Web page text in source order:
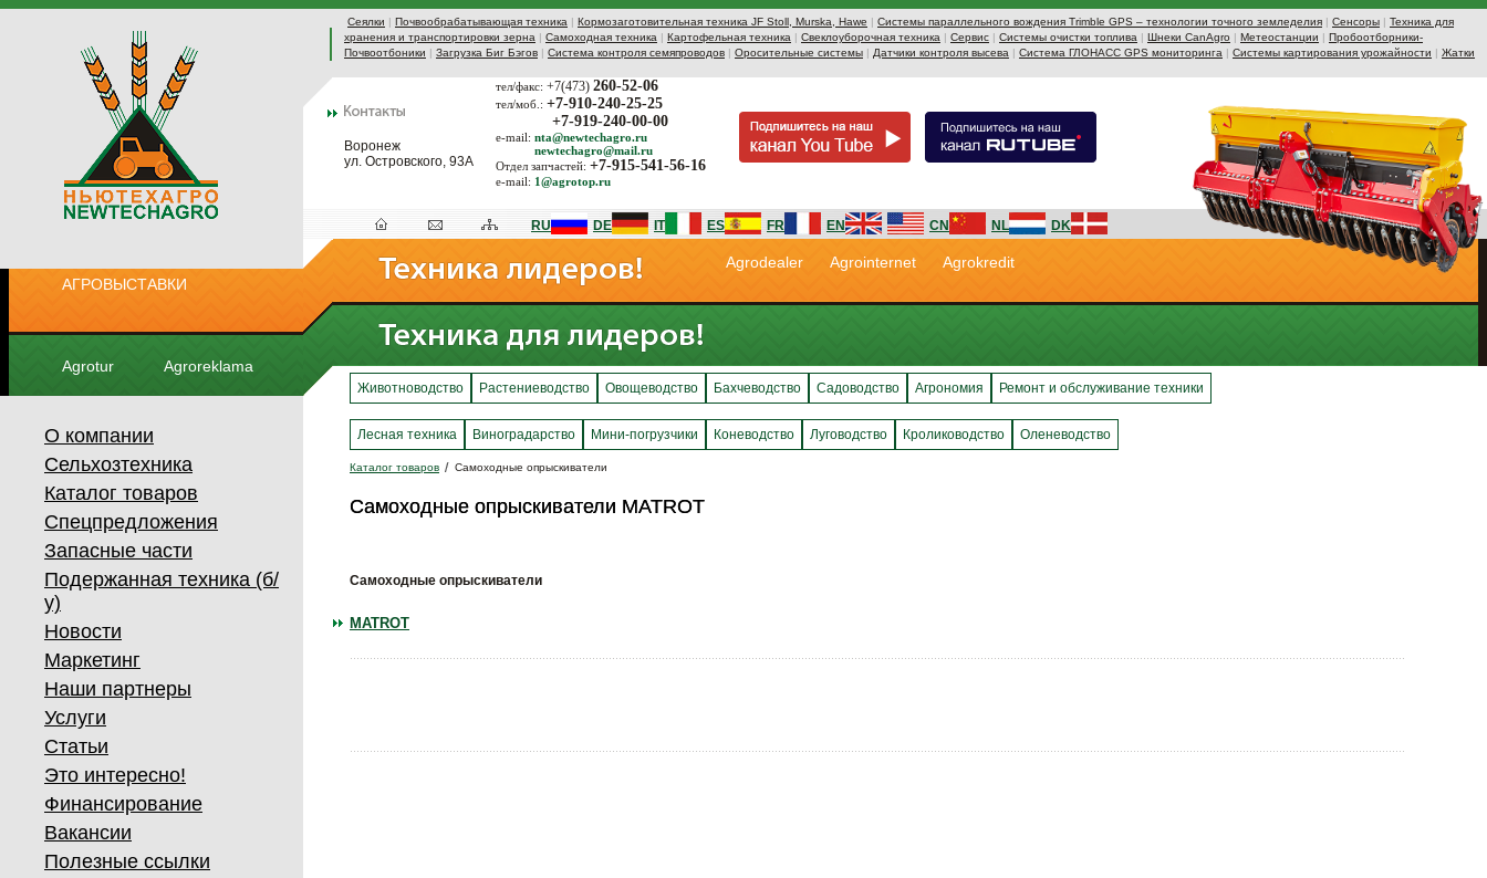
Сеялки | Почвообрабатывающая техника | Кормозаготовительная техника JF Stoll, Murska, Hawe | Системы параллельного вождения Trimble GPS – технологии точного земледелия | Сенсоры | Техника для
хранения и транспортировки зерна | Самоходная техника | Картофельная техника | Свеклоуборочная техника | Сервис | Системы очистки топлива | Шнеки CanAgro | Метеостанции | Пробоотборники-
Почвоотбоники | Загрузка Биг Бэгов | Система контроля семяпроводов | Оросительные системы | Датчики контроля высева | Система ГЛОНАСС GPS мониторинга | Системы картирования урожайности | Жатки
Воронеж
ул. Островского, 93А
тел/факс: +7(473) 260-52-06
тел/моб.: +7-910-240-25-25
+7-919-240-00-00
e-mail: nta@newtechagro.ru
newtechagro@mail.ru
Отдел запчастей: +7-915-541-56-16
e-mail: 1@agrotop.ru
АГРОВЫСТАВКИ
Agrotur Agroreklama
RU DE IT ES FR EN CN NL DK
Agrodealer Agrointernet Agrokredit
О компании
Сельхозтехника
Каталог товаров
Спецпредложения
Запасные части
Подержанная техника (б/
у)
Новости
Маркетинг
Наши партнеры
Услуги
Статьи
Это интересно!
Финансирование
Вакансии
Полезные ссылки
Животноводство Растениеводство Овощеводство Бахчеводство Садоводство Агрономия Ремонт и обслуживание техники
Лесная техника Виноградарство Мини-погрузчики Коневодство Луговодство Кролиководство Оленеводство
Каталог товаров Самоходные опрыскиватели
Самоходные опрыскиватели MATROT
Самоходные опрыскиватели MATROT
Самоходные опрыскиватели
MATROT